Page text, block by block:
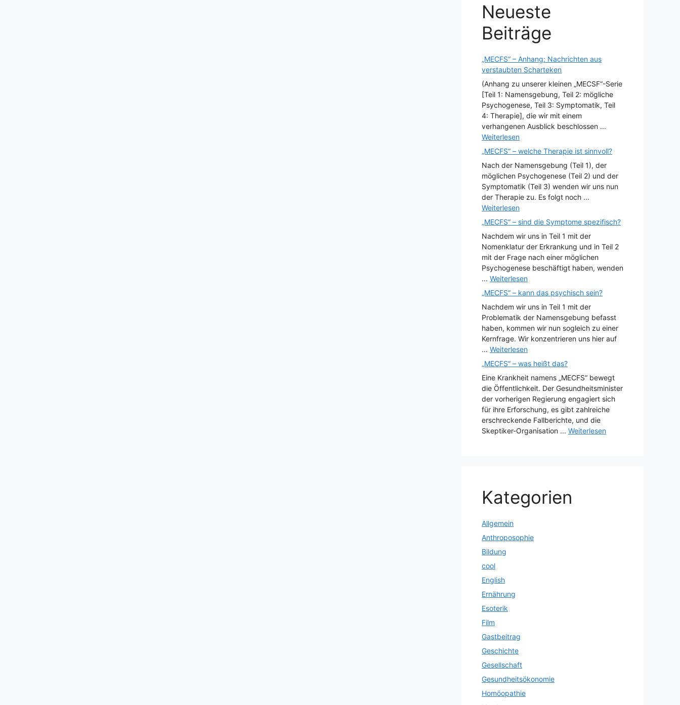
Neueste
Beiträge
„MECFS“ – Anhang: Nachrichten aus
verstaubten Scharteken
(Anhang zu unserer kleinen „MECSF“-Serie
[Teil 1: Namensgebung, Teil 2: mögliche
Psychogenese, Teil 3: Symptomatik, Teil
4: Therapie], die wir mit einem
verhangenen Ausblick beschlossen ...
Weiterlesen
„MECFS“ – welche Therapie ist sinnvoll?
Nach der Namensgebung (Teil 1), der
möglichen Psychogenese (Teil 2) und der
Symptomatik (Teil 3) wenden wir uns nun
der Therapie zu. Es folgt noch ...
Weiterlesen
„MECFS“ – sind die Symptome spezifisch?
Nachdem wir uns in Teil 1 mit der
Nomenklatur der Erkrankung und in Teil 2
mit der Frage nach einer möglichen
Psychogenese beschäftigt haben, wenden
... Weiterlesen
„MECFS“ – kann das psychisch sein?
Nachdem wir uns in Teil 1 mit der
Problematik der Namensgebung befasst
haben, kommen wir nun sogleich zu einer
Kernfrage. Wir konzentrieren uns hier auf
... Weiterlesen
„MECFS“ – was heißt das?
Eine Krankheit namens „MECFS“ bewegt
die Öffentlichkeit. Der Gesundheitsminister
der vorherigen Regierung engagiert sich
für ihre Erforschung, es gibt zahlreiche
erschreckende Fallberichte, und die
Skeptiker-Organisation ... Weiterlesen
Kategorien
Allgemein
Anthroposophie
Bildung
cool
English
Ernährung
Esoterik
Film
Gastbeitrag
Geschichte
Gesellschaft
Gesundheitsökonomie
Homöopathie